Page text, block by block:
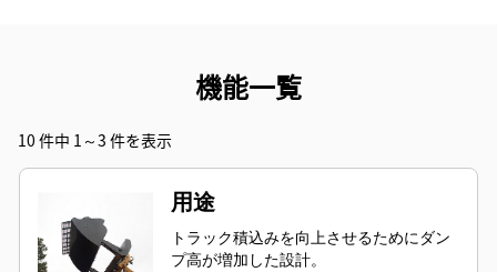
機能一覧
10 件中 1～3 件を表示
用途
トラック積込みを向上させるためにダン
プ高が増加した設計。